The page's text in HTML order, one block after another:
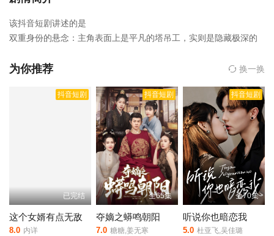
该抖音短剧讲述的是
双重身份的悬念：主角表面上是平凡的塔吊工，实则是隐藏极深的
谜。
动，如攻破固若金汤的系统、追回电诈款、捣毁跨国博彩帝国等，
展现了黑客世界的神秘与魅力。
复杂的情感纠葛：剧中主角与多位女性角色有着复杂的情感关系，
如与神秘女子姜尤的关联、与前妻的爱恨情仇、与女警察张婉琳的
携手合作等，这些情感线为剧情增添了丰富的层次。
正义与邪恶的较量：主角凭借自己的智慧和勇气，与各种不法势力
展开斗争，维护正义，传递了积极向上的价值观。
科技与人性探讨：该剧以独特的视角探讨了科技与人性，展现了科
技的力量以及普通人在面对不公时的勇气与智慧。
为你推荐 换一换
抖音短剧
已完结
这个女婿有点无敌
8.0 内详
抖音短剧
全65集
夺嫡之蟒鸣朝阳
7.0 糖糖,姜无寒
抖音短剧
全70集
听说你也暗恋我
5.0 杜亚飞,吴佳璐